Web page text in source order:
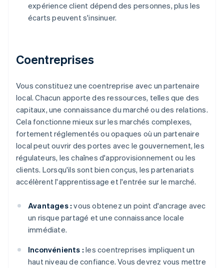
expérience client dépend des personnes, plus les
écarts peuvent s'insinuer.
Coentreprises
Vous constituez une coentreprise avec un partenaire
local. Chacun apporte des ressources, telles que des
capitaux, une connaissance du marché ou des relations.
Cela fonctionne mieux sur les marchés complexes,
fortement réglementés ou opaques où un partenaire
local peut ouvrir des portes avec le gouvernement, les
régulateurs, les chaînes d'approvisionnement ou les
clients. Lorsqu'ils sont bien conçus, les partenariats
accélèrent l'apprentissage et l'entrée sur le marché.
Avantages : vous obtenez un point d'ancrage avec
un risque partagé et une connaissance locale
immédiate.
Inconvénients : les coentreprises impliquent un
haut niveau de confiance. Vous devrez vous mettre